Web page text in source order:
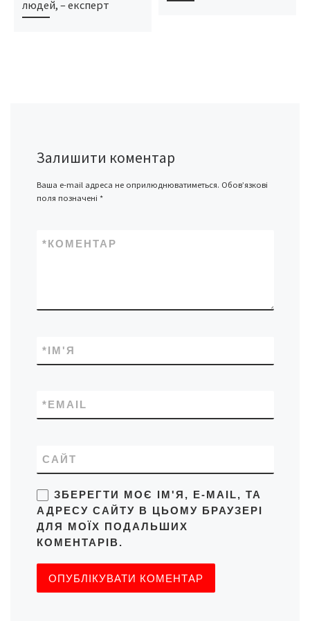
людей, – експерт
Залишити коментар
Ваша e-mail адреса не оприлюднюватиметься. Обов’язкові
поля позначені *
КОМЕНТАР
*
ІМ'Я
*
EMAIL
*
САЙТ
ЗБЕРЕГТИ МОЄ ІМ'Я, E-MAIL, ТА
АДРЕСУ САЙТУ В ЦЬОМУ БРАУЗЕРІ
ДЛЯ МОЇХ ПОДАЛЬШИХ
КОМЕНТАРІВ.